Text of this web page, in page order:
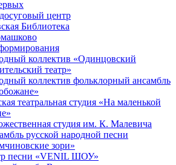
центр
Библиотека
коллектив «Одинцовский
театр»
коллектив фольклорный ансамбль
театральная студия «На маленькой
студия им. К. Малевича
русской народной песни
зори»
песни «VENIL ШОУ»